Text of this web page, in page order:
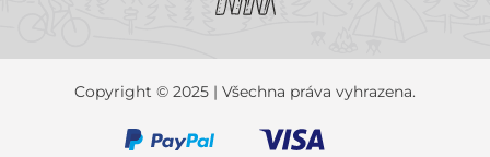
Copyright © 2025 | Všechna práva vyhrazena.